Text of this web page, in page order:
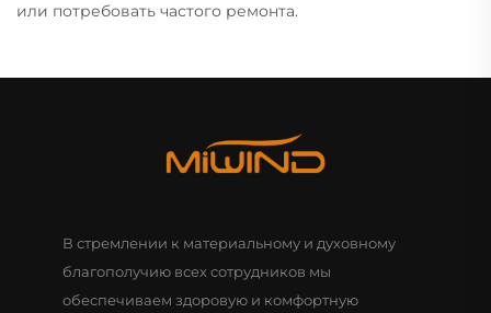
или потребовать частого ремонта.
В стремлении к материальному и духовному
благополучию всех сотрудников мы
обеспечиваем здоровую и комфортную